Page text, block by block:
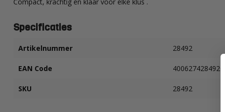
Specificaties
Artikelnummer 28492
EAN Code 4006274284920
SKU 28492